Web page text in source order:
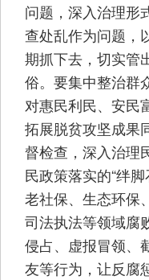
问题，深入治理形
查处乱作为问题，
期抓下去，切实管
俗。要集中整治群
对惠民利民、安民
拓展脱贫攻坚成果
督检查，深入治理
民政策落实的“绊
老社保、生态环保
司法执法等领域腐
侵占、虚报冒领、
友等行为，让反腐